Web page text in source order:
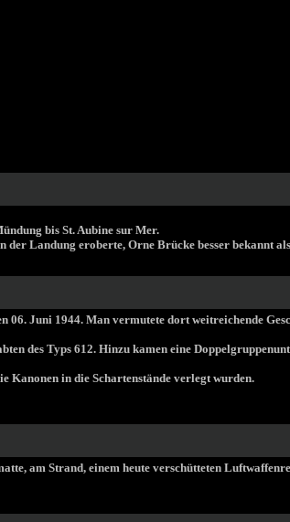
bis St. Aubine sur Mer.
Landung eroberte, Orne Brücke besser bekannt
Juni 1944. Man vermutete dort weitreichende
des Typs 612. Hinzu kamen eine
Kanonen in die Schartenstände verlegt wurden.
am Strand, einem heute verschütteten